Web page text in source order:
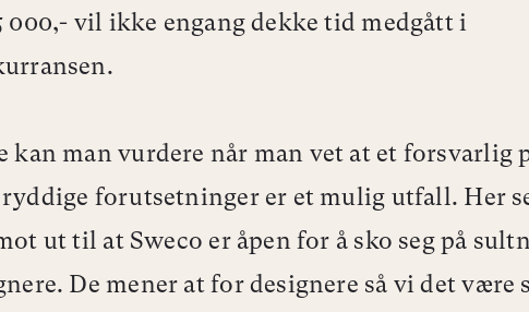
000,- vil ikke engang dekke tid medgått i
kan man vurdere når man vet at et forsvarlig
forutsetninger er et mulig utfall. Her
ut til at Sweco er åpen for å sko seg på
De mener at for designere så vi det være